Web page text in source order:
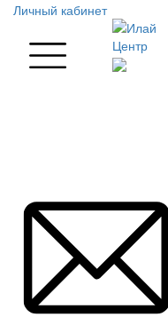
Личный кабинет